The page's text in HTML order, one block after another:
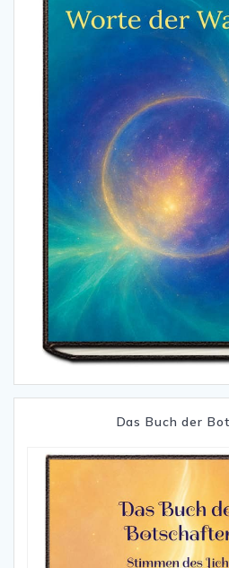
Das Buch der